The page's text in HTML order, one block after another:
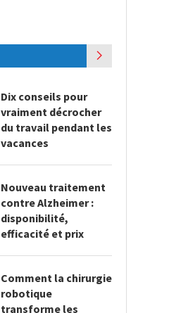
Dix conseils pour
vraiment décrocher
du travail pendant les
vacances
Nouveau traitement
contre Alzheimer :
disponibilité,
efficacité et prix
Comment la chirurgie
robotique
transforme les